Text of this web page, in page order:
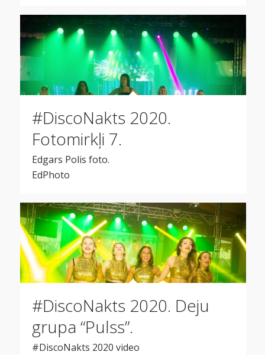
#DiscoNakts 2020.
Fotomirkļi 7.
Edgars Polis foto.
EdPhoto
#DiscoNakts 2020. Deju
grupa “Pulss”.
#DiscoNakts 2020 video